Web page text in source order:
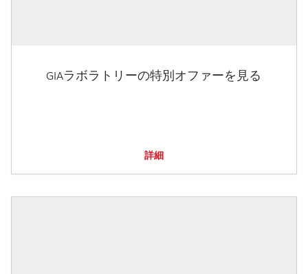
GIAラボラトリーの特別オファーを見る
詳細